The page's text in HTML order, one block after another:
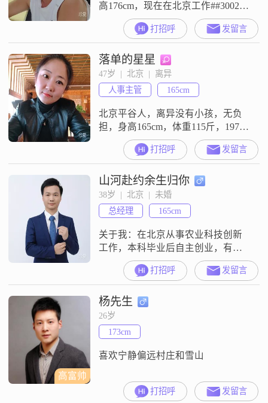
高176cm，现在在北京工作##3002##
我的学历是大学本科，月收入在
12001到20000元之间##3002##我的
性格比较外向，平时也挺健谈，和
大家相处起来会比较轻松##3002##
我这个人比较有耐心，也比较包容
##3002##在生活上，我比较勤俭节
约，也更追求稳定安逸的日子##
打招呼 发留言
落单的星星
47岁  |  北京  |  离异
人事主管
165cm
北京平谷人，离异没有小孩，无负
担，身高165cm，体重115斤，1979
年的，性格外向、健谈、幽默、风
趣、阳光、积极~京牌京户，参加工
作18年，北京社保、医保都有，退
休有保障；平时喜欢游泳、健身、
打球、户外跑步、喜欢美食，能
造、能整理、爱干净、爱整洁、有
点矛盾，但就是我~网络虚幻，但我
真诚！距离远、孩子未成年的、也
不用
打招呼 发留言
山河赴约余生归你
38岁  |  北京  |  未婚
总经理
165cm
关于我：在北京从事农业科技创新
工作，本科毕业后自主创业，有几
家小企业，目前时间自由，财务自
由正在努力中。不抽烟，应酬时喝
酒，不玩游戏，不钓鱼，不泡吧，
无不良嗜好。关于你：颜值在线，
对个人以及未来生活有清晰认知，
有自己喜欢的事或工作，尽可能不
要很强势。关系我们：一起看电
影、去不同的地方旅游、吃美食、
打招呼 发留言
高富帅
杨先生
26岁
173cm
喜欢宁静偏远村庄和雪山
打招呼 发留言